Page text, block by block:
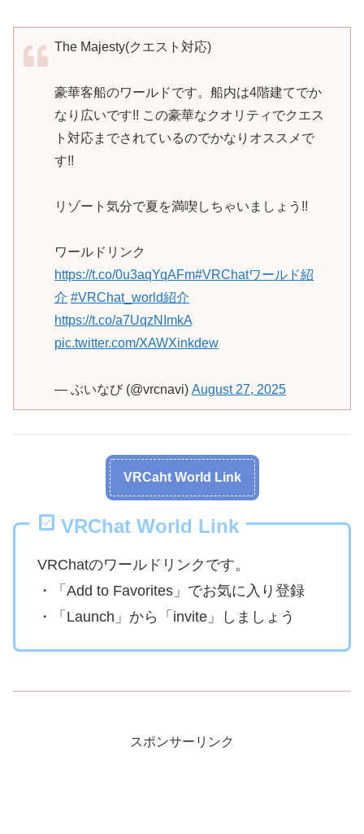
The Majesty(クエスト対応)
豪華客船のワールドです。船内は4階建てでか
なり広いです!! この豪華なクオリティでクエス
ト対応までされているのでかなりオススメで
す!!
リゾート気分で夏を満喫しちゃいましょう!!
ワールドリンク
https://t.co/0u3aqYqAFm#VRChatワールド紹
介 #VRChat_world紹介
https://t.co/a7UqzNImkA
pic.twitter.com/XAWXinkdew
— ぶいなび (@vrcnavi) August 27, 2025
VRCaht World Link
VRChat World Link
VRChatのワールドリンクです。
・「Add to Favorites」でお気に入り登録
・「Launch」から「invite」しましょう
スポンサーリンク